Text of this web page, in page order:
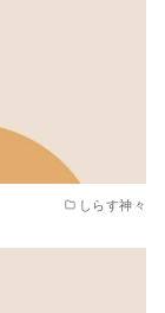
しらす神々